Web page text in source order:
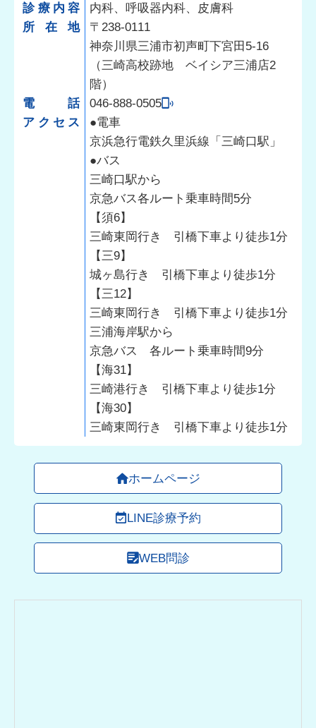
診療内容
内科、呼吸器内科、皮膚科
所在地
〒238-0111
神奈川県三浦市初声町下宮田5-16
（三崎高校跡地 ベイシア三浦店2
階）
電話
046-888-0505
アクセス
●電車
京浜急行電鉄久里浜線「三崎口駅」
●バス
三崎口駅から
京急バス各ルート乗車時間5分
【須6】
三崎東岡行き 引橋下車より徒歩1分
【三9】
城ヶ島行き 引橋下車より徒歩1分
【三12】
三崎東岡行き 引橋下車より徒歩1分
三浦海岸駅から
京急バス 各ルート乗車時間9分
【海31】
三崎港行き 引橋下車より徒歩1分
【海30】
三崎東岡行き 引橋下車より徒歩1分
ホームページ
LINE診療予約
WEB問診